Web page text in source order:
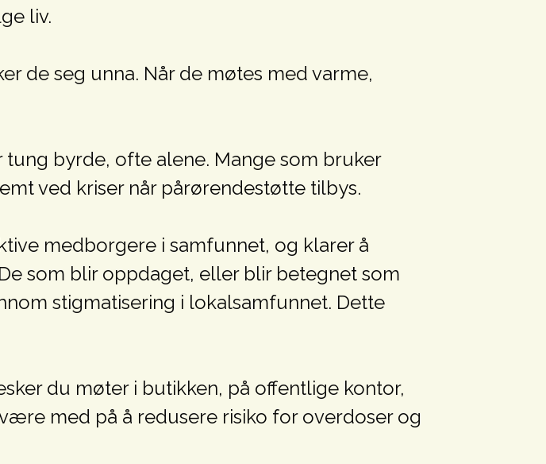
liv.
de seg unna. Når de møtes med varme,
byrde, ofte alene. Mange som bruker
ved kriser når pårørendestøtte tilbys.
medborgere i samfunnet, og klarer å
som blir oppdaget, eller blir betegnet som
stigmatisering i lokalsamfunnet. Dette
du møter i butikken, på offentlige kontor,
med på å redusere risiko for overdoser og